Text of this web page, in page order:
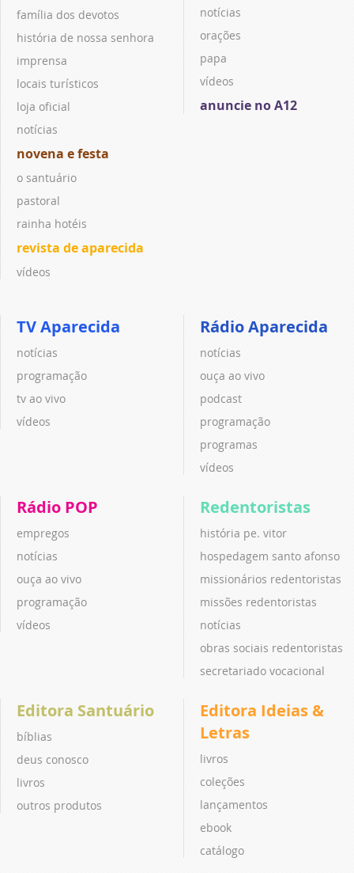
família dos devotos
história de nossa senhora
imprensa
locais turísticos
loja oficial
notícias
novena e festa
o santuário
pastoral
rainha hotéis
revista de aparecida
vídeos
notícias
orações
papa
vídeos
anuncie no A12
TV Aparecida
notícias
programação
tv ao vivo
vídeos
Rádio Aparecida
notícias
ouça ao vivo
podcast
programação
programas
vídeos
Rádio POP
empregos
notícias
ouça ao vivo
programação
vídeos
Redentoristas
história pe. vitor
hospedagem santo afonso
missionários redentoristas
missões redentoristas
notícias
obras sociais redentoristas
secretariado vocacional
Editora Santuário
bíblias
deus conosco
livros
outros produtos
Editora Ideias &
Letras
livros
coleções
lançamentos
ebook
catálogo